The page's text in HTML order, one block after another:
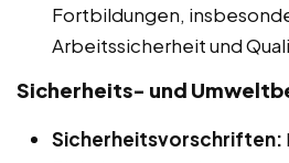
Fortbildungen,
Arbeitssicherheit und
Sicherheits- und
Sicherheitsvorschriften: